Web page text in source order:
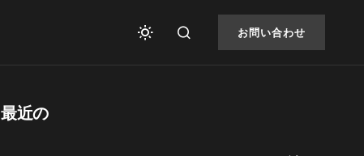
お問い合わせ
最近の